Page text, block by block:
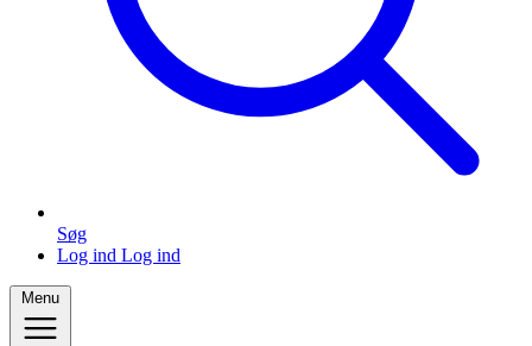
Søg
Log ind Log ind
Menu